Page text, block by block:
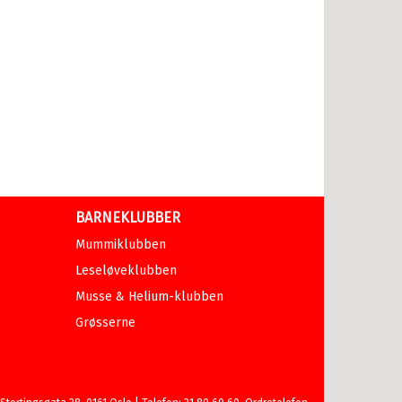
BARNEKLUBBER
Mummiklubben
Leseløveklubben
Musse & Helium-klubben
Grøsserne